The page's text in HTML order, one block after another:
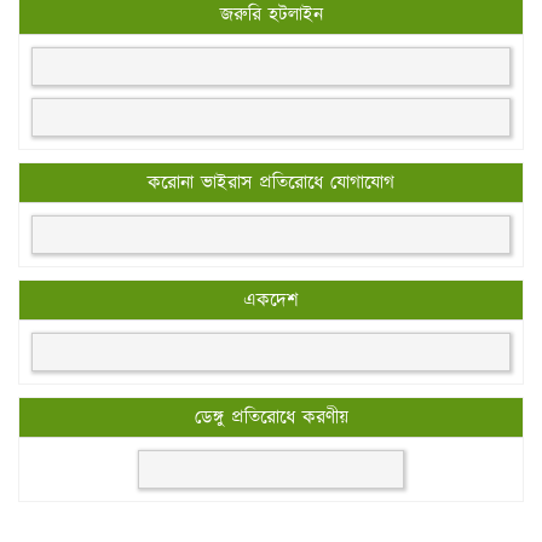
জরুরি হটলাইন
করোনা ভাইরাস প্রতিরোধে যোগাযোগ
একদেশ
ডেঙ্গু প্রতিরোধে করণীয়